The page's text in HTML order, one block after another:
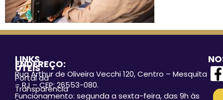
LINKS
ÚTEIS
Portal da
Transparência
ENDEREÇO:
Rua Arthur de Oliveira Vecchi 120, Centro – Mesquita
– RJ – CEP: 26553-080.
Funcionamento: segunda a sexta-feira, das 9h às